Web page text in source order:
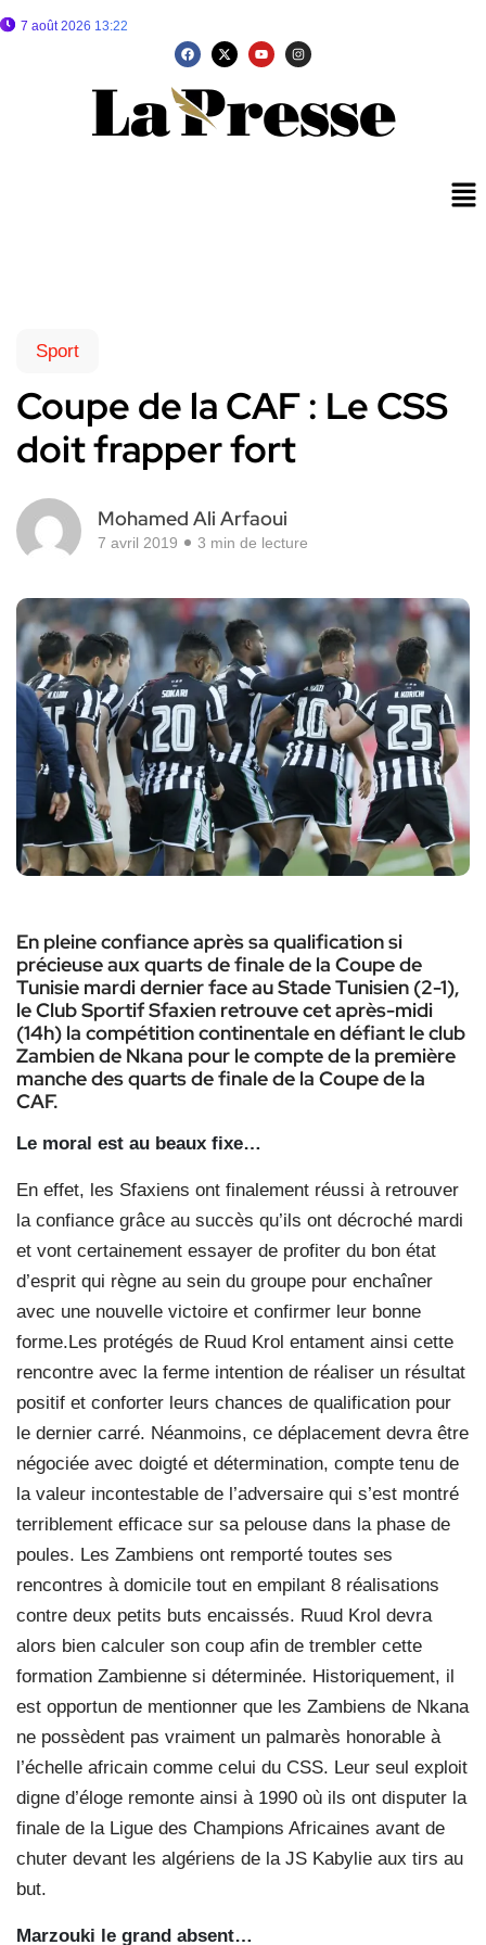
7 août 2026 13:22
Sport
Coupe de la CAF : Le CSS
doit frapper fort
Mohamed Ali Arfaoui
7 avril 2019 3 min de lecture
En pleine confiance après sa qualification si
précieuse aux quarts de finale de la Coupe de
Tunisie mardi dernier face au Stade Tunisien (2-1),
le Club Sportif Sfaxien retrouve cet après-midi
(14h) la compétition continentale en défiant le club
Zambien de Nkana pour le compte de la première
manche des quarts de finale de la Coupe de la
CAF.
Le moral est au beaux fixe…
En effet, les Sfaxiens ont finalement réussi à retrouver
la confiance grâce au succès qu’ils ont décroché mardi
et vont certainement essayer de profiter du bon état
d’esprit qui règne au sein du groupe pour enchaîner
avec une nouvelle victoire et confirmer leur bonne
forme.Les protégés de Ruud Krol entament ainsi cette
rencontre avec la ferme intention de réaliser un résultat
positif et conforter leurs chances de qualification pour
le dernier carré. Néanmoins, ce déplacement devra être
négociée avec doigté et détermination, compte tenu de
la valeur incontestable de l’adversaire qui s’est montré
terriblement efficace sur sa pelouse dans la phase de
poules. Les Zambiens ont remporté toutes ses
rencontres à domicile tout en empilant 8 réalisations
contre deux petits buts encaissés. Ruud Krol devra
alors bien calculer son coup afin de trembler cette
formation Zambienne si déterminée. Historiquement, il
est opportun de mentionner que les Zambiens de Nkana
ne possèdent pas vraiment un palmarès honorable à
l’échelle africain comme celui du CSS. Leur seul exploit
digne d’éloge remonte ainsi à 1990 où ils ont disputer la
finale de la Ligue des Champions Africaines avant de
chuter devant les algériens de la JS Kabylie aux tirs au
but.
Marzouki le grand absent…